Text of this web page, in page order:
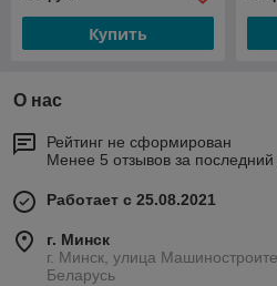
размер L) 1 уп./100шт.
Купить
О нас
Рейтинг не сформирован
Менее 5 отзывов за последний
Работает с 25.08.2021
г. Минск
г. Минск, улица
Беларусь